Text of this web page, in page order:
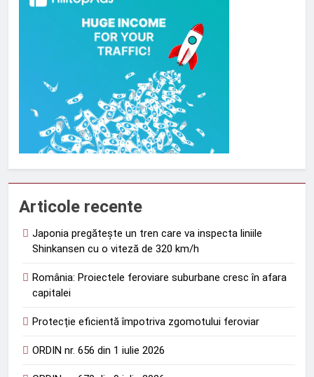
Articole recente
Japonia pregătește un tren care va inspecta liniile
Shinkansen cu o viteză de 320 km/h
România: Proiectele feroviare suburbane cresc în afara
capitalei
Protecție eficientă împotriva zgomotului feroviar
ORDIN nr. 656 din 1 iulie 2026